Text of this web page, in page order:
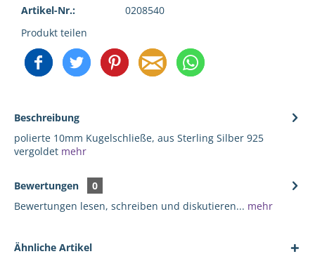
Artikel-Nr.:
0208540
Produkt teilen
Beschreibung
polierte 10mm Kugelschließe, aus Sterling Silber 925
vergoldet mehr
Bewertungen
0
Bewertungen lesen, schreiben und diskutieren... mehr
Ähnliche Artikel